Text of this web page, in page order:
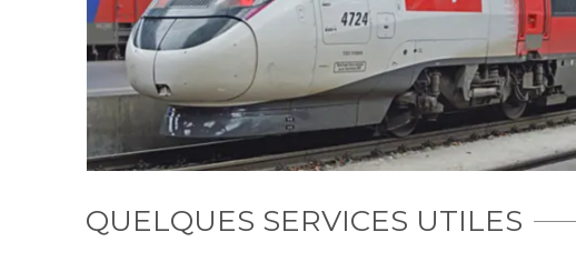
QUELQUES SERVICES UTILES